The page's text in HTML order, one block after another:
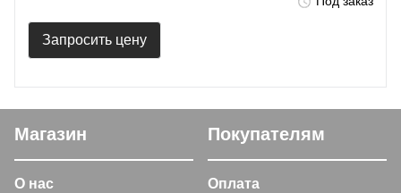
Запросить цену
Магазин
О нас
Покупателям
Оплата